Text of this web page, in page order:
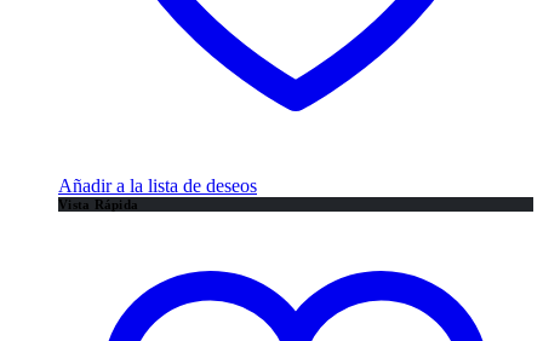
Añadir a la lista de deseos
Vista Rápida